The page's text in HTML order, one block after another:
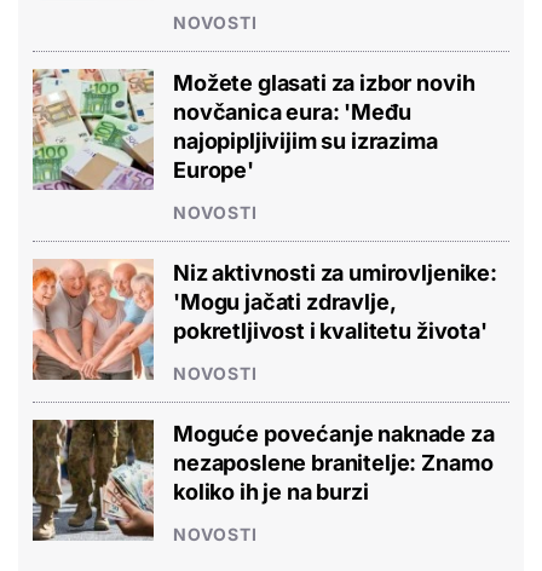
NOVOSTI
Možete glasati za izbor novih
novčanica eura: 'Među
najopipljivijim su izrazima
Europe'
NOVOSTI
Niz aktivnosti za umirovljenike:
'Mogu jačati zdravlje,
pokretljivost i kvalitetu života'
NOVOSTI
Moguće povećanje naknade za
nezaposlene branitelje: Znamo
koliko ih je na burzi
NOVOSTI